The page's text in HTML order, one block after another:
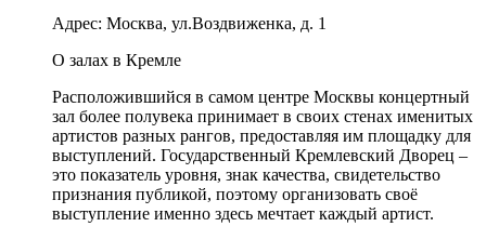
Адрес: Москва, ул.Воздвиженка, д. 1
О залах в Кремле
Расположившийся в самом центре Москвы концертный
зал более полувека принимает в своих стенах именитых
артистов разных рангов, предоставляя им площадку для
выступлений. Государственный Кремлевский Дворец –
это показатель уровня, знак качества, свидетельство
признания публикой, поэтому организовать своё
выступление именно здесь мечтает каждый артист.